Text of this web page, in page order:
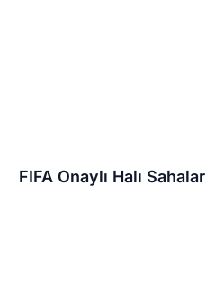
FIFA Onaylı Halı Sahalar